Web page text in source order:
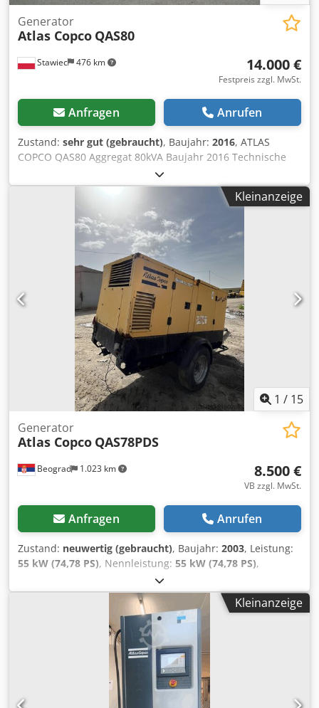
Stawiec 476 km
Generator
Atlas Copco QAS80
14.000 €
Festpreis zzgl. MwSt.
Anfragen Anrufen
Zustand: sehr gut (gebraucht), Baujahr: 2016, ATLAS
COPCO QAS80 Aggregat 80kVA Baujahr 2016 Technische
Daten: Chjdjzcn Dzjpfx Akkoa Leistung: 80 kVA (64 kW)
Baujahr: 2016 Motor: PERKINS Betriebsstunden: 2950 Das
Aggregat ist voll funktionsfähig Nettopreis: 59.500 PLN
Bruttopreis: 73.185 PLN
Kleinanzeige
1 / 15
Beograd 1.023 km
Generator
Atlas Copco QAS78PDS
8.500 €
VB zzgl. MwSt.
Anfragen Anrufen
Zustand: neuwertig (gebraucht), Baujahr: 2003, Leistung:
55 kW (74,78 PS), Nennleistung: 55 kW (74,78 PS),
ausgezeichneter Zustand Chodpoy Rqmisfx Akkea
Kleinanzeige